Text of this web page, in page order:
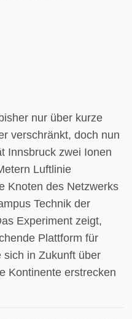
nur über kurze
verschränkt, doch nun
Innsbruck zwei Ionen
Luftlinie
Knoten des Netzwerks
Technik der
Experiment zeigt,
Plattform für
sich in Zukunft über
Kontinente erstrecken